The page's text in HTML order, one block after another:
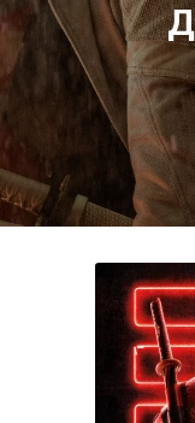
8
8